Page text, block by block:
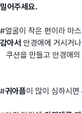
밀어주세요.
#얼굴이 작은 편이라 마
감아서 안경애에 거시거나
쿠션을 만들고 안경애
#귀아픔이 많이 심하시면